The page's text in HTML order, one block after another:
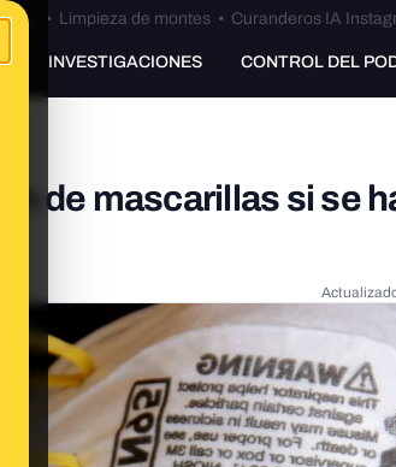
• Limpieza de montes• Curanderos IA
INVESTIGACIONES CONTROL DEL
de mascarillas si se